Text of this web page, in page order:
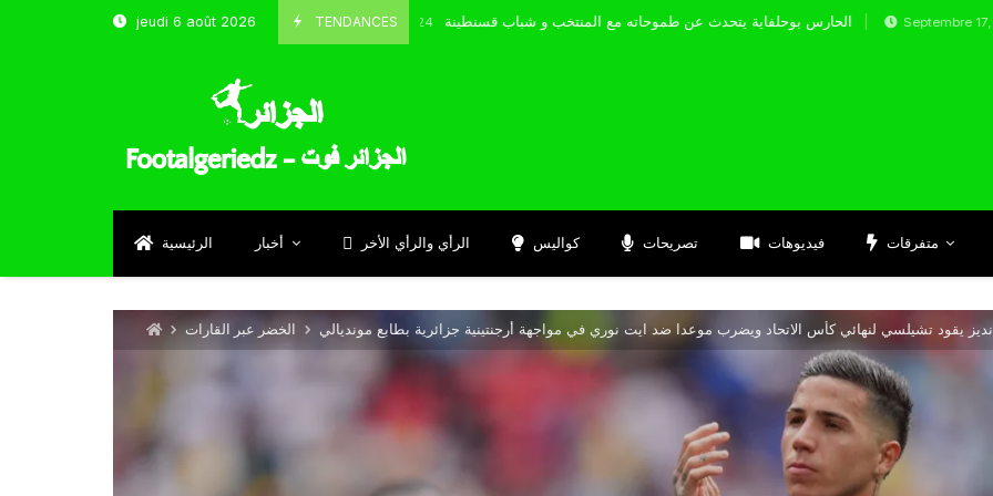
jeudi 6 août 2026 TENDANCES
Octobre 8, 2024 الحارس بوحلفاية يتحدث عن طموحاته مع المنتخب و شباب قسنطينة Septembre 17, 2024
الرئيسية أخبار الرأي والرأي الأخر كواليس تصريحات فيديوهات متفرقات
الخضر عبر القارات يقود تشيلسي لنهائي كأس الاتحاد ويضرب موعدا ضد ايت نوري في مواجهة أرجنتينية جزائرية بطابع مونديالي